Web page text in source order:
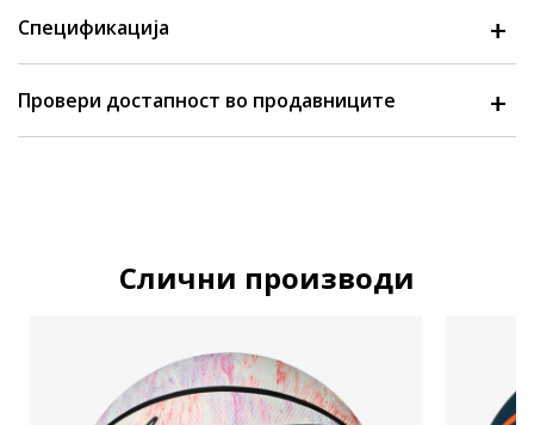
Спецификација
Провери достапност во продавниците
Слични производи